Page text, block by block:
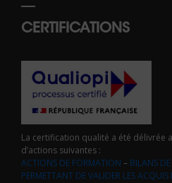
CERTIFICATIONS
La certification qualité a été délivrée
d’actions suivantes :
ACTIONS DE FORMATION – BILANS
PERMETTANT DE VALIDER LES ACQUIS